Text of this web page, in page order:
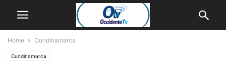
Home Cundinamarca
Cundinamarca